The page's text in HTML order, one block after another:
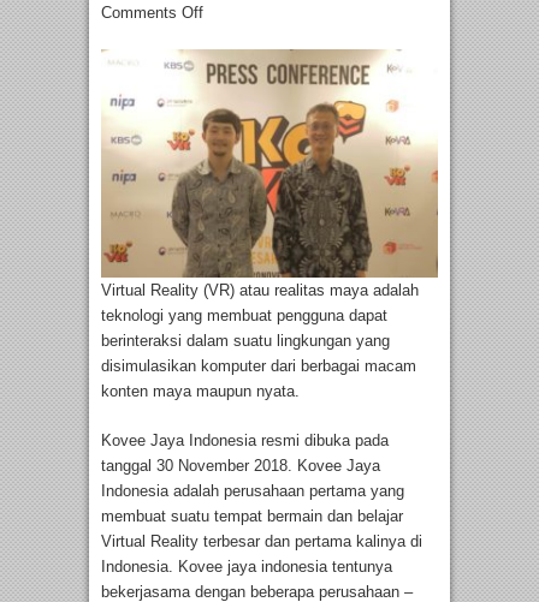
Comments Off
Virtual Reality (VR) atau realitas maya adalah
teknologi yang membuat pengguna dapat
berinteraksi dalam suatu lingkungan yang
disimulasikan komputer dari berbagai macam
konten maya maupun nyata.
Kovee Jaya Indonesia resmi dibuka pada
tanggal 30 November 2018. Kovee Jaya
Indonesia adalah perusahaan pertama yang
membuat suatu tempat bermain dan belajar
Virtual Reality terbesar dan pertama kalinya di
Indonesia. Kovee jaya indonesia tentunya
bekerjasama dengan beberapa perusahaan –